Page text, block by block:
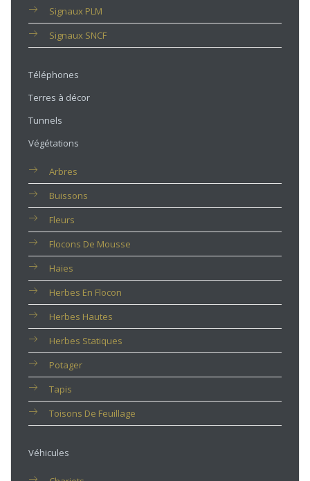
Signaux PLM
Signaux SNCF
Téléphones
Terres à décor
Tunnels
Végétations
Arbres
Buissons
Fleurs
Flocons De Mousse
Haies
Herbes En Flocon
Herbes Hautes
Herbes Statiques
Potager
Tapis
Toisons De Feuillage
Véhicules